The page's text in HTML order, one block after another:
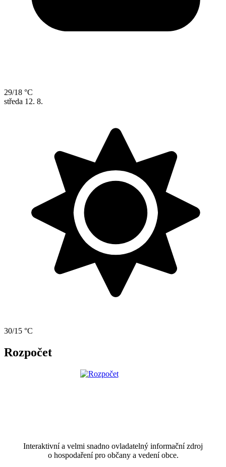
29/18 °C
středa 12. 8.
30/15 °C
Rozpočet
Interaktivní a velmi snadno ovladatelný informační zdroj
o hospodaření pro občany a vedení obce.